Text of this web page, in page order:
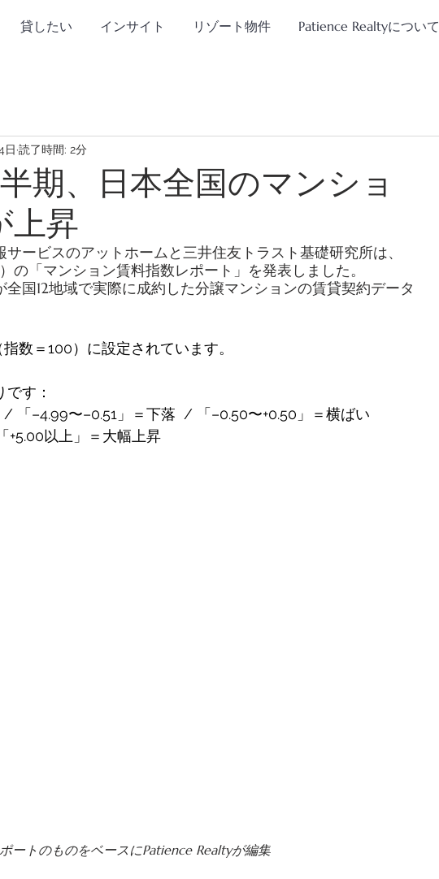
貸したい インサイト リゾート物件 Patience Realtyについて
期、日本全国のマンショ
上昇
日 読了時間: 2分
ービスのアットホームと三井住友トラスト基礎研究所は、
の「マンション賃料指数レポート」を発表しました。
国12地域で実際に成約した分譲マンションの賃貸契約データ
数＝100）に設定されています。
です：
/ 「–4.99〜–0.51」＝下落  / 「–0.50〜+0.50」＝横ばい
+5.00以上」＝大幅上昇
ートのものをベースにPatience Realtyが編集